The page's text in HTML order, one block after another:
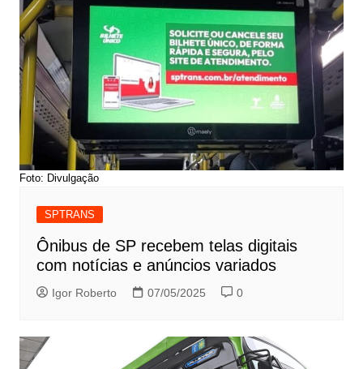
Foto: Divulgação
SPTRANS
Ônibus de SP recebem telas digitais
com notícias e anúncios variados
Igor Roberto 07/05/2025 0